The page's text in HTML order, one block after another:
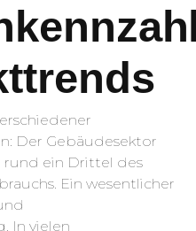
Der Gebäudesektor
rund ein Drittel des
Ein wesentlicher
In vielen